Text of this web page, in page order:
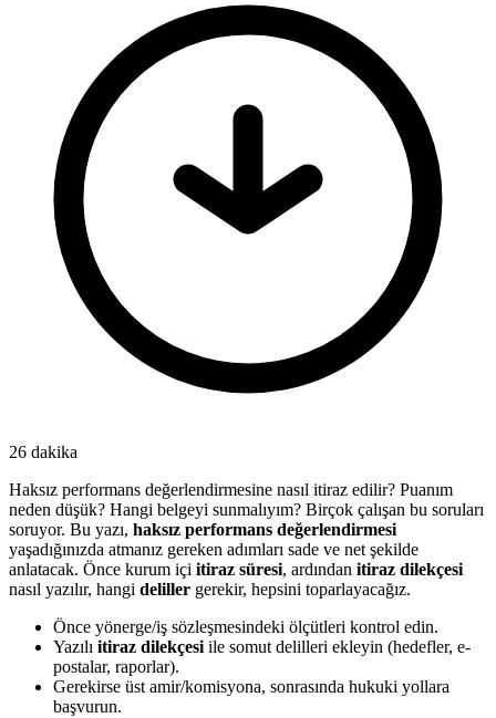
26 dakika
Haksız performans değerlendirmesine nasıl itiraz edilir? Puanım
neden düşük? Hangi belgeyi sunmalıyım? Birçok çalışan bu soruları
soruyor. Bu yazı, haksız performans değerlendirmesi
yaşadığınızda atmanız gereken adımları sade ve net şekilde
anlatacak. Önce kurum içi itiraz süresi, ardından itiraz dilekçesi
nasıl yazılır, hangi deliller gerekir, hepsini toparlayacağız.
Önce yönerge/iş sözleşmesindeki ölçütleri kontrol edin.
Yazılı itiraz dilekçesi ile somut delilleri ekleyin (hedefler, e-
postalar, raporlar).
Gerekirse üst amir/komisyona, sonrasında hukuki yollara
başvurun.